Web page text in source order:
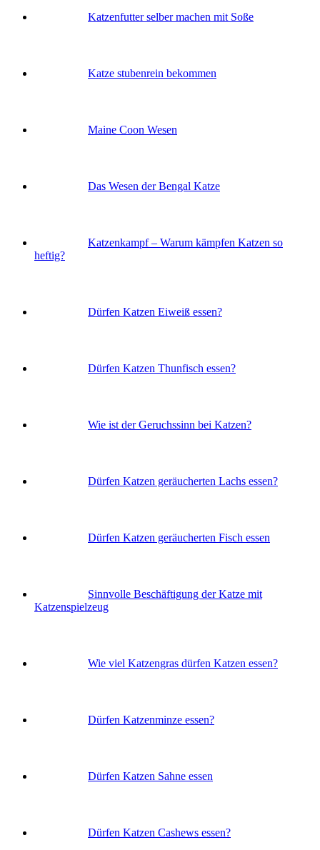
Katzenfutter selber machen mit Soße
Katze stubenrein bekommen
Maine Coon Wesen
Das Wesen der Bengal Katze
Katzenkampf – Warum kämpfen Katzen so
heftig?
Dürfen Katzen Eiweiß essen?
Dürfen Katzen Thunfisch essen?
Wie ist der Geruchssinn bei Katzen?
Dürfen Katzen geräucherten Lachs essen?
Dürfen Katzen geräucherten Fisch essen
Sinnvolle Beschäftigung der Katze mit
Katzenspielzeug
Wie viel Katzengras dürfen Katzen essen?
Dürfen Katzenminze essen?
Dürfen Katzen Sahne essen
Dürfen Katzen Cashews essen?